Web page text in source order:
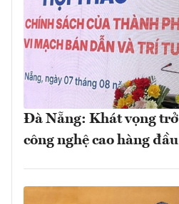
Đà Nẵng: Khát vọng
công nghệ cao hàng